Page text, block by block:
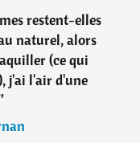
restent-elles
naturel, alors
(ce qui
j'ai l'air d'une